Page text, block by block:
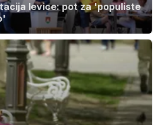
levice: pot za 'populiste